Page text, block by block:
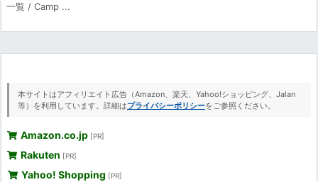
一覧 / Camp ...
本サイトはアフィリエイト広告（Amazon、楽天、Yahoo!ショッピング、Jalan
等）を利用しています。詳細はプライバシーポリシーをご参照ください。
Amazon.co.jp [PR]
Rakuten [PR]
Yahoo! Shopping [PR]